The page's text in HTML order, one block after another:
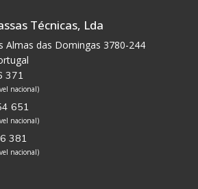
Técnicas, Lda
Almas das Domingas 3780-244
371
nacional)
651
nacional)
381
nacional)